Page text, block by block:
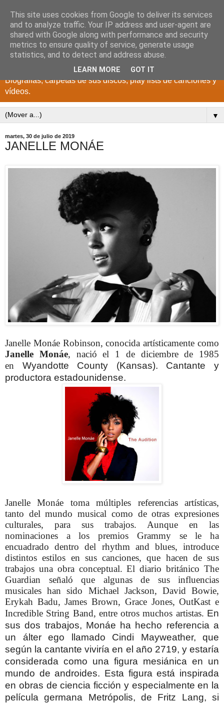
DISCOS PARA EL
RECUERDO
CANTANTES Y GRUPOS DE LOS AÑOS 1950 a 2022.
Biografías, carpetas de sus discos, play lists de canciones y
vídeos.
▼
martes, 30 de julio de 2019
JANELLE MONÁE
Janelle Monáe Robinson, conocida artísticamente como
Janelle Monáe, nació el 1 de diciembre de 1985
en Wyandotte County (Kansas). Cantante y
productora estadounidense.
Janelle Monáe toma múltiples referencias artísticas,
tanto del mundo musical como de otras expresiones
culturales, para sus trabajos. Aunque en las
nominaciones a los premios Grammy se le ha
encuadrado dentro del rhythm and blues, introduce
distintos estilos en sus canciones, que hacen de sus
trabajos una obra conceptual. El diario británico The
Guardian señaló que algunas de sus influencias
musicales han sido Michael Jackson, David Bowie,
Erykah Badu, James Brown, Grace Jones, OutKast e
Incredible String Band, entre otros muchos artistas. En
sus dos trabajos, Monáe ha hecho referencia a
un álter ego llamado Cindi Mayweather, que
según la cantante viviría en el año 2719, y estaría
considerada como una figura mesiánica en un
mundo de androides. Esta figura está inspirada
en obras de ciencia ficción y especialmente en la
película germana Metrópolis, de Fritz Lang, si
This site uses cookies from Google to deliver its services
and to analyze traffic. Your IP address and user-agent are
shared with Google along with performance and security
metrics to ensure quality of service, generate usage
statistics, and to detect and address abuse.
LEARN MORE GOT IT